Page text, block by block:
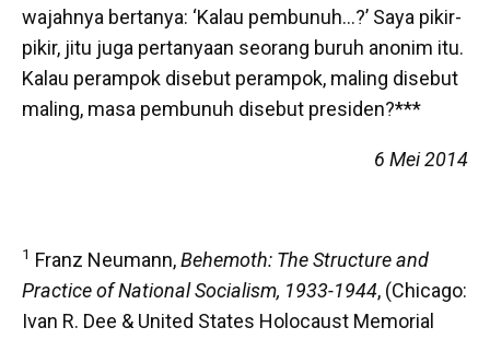
wajahnya bertanya: ‘Kalau pembunuh…?’ Saya pikir-
pikir, jitu juga pertanyaan seorang buruh anonim itu.
Kalau perampok disebut perampok, maling disebut
maling, masa pembunuh disebut presiden?***
6 Mei 2014
1 Franz Neumann,Behemoth: The Structure and
Practice of National Socialism, 1933-1944, (Chicago:
Ivan R. Dee & United States Holocaust Memorial